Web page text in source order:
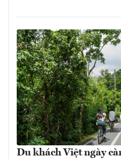
Du khách Việt ngày